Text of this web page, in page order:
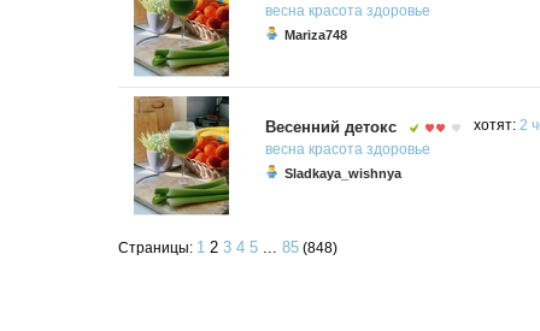
весна красота здоровье
Mariza748
Весенний детокс хотят: 2
весна красота здоровье
Sladkaya_wishnya
Страницы: 1 2 3 4 5 ... 85 (848)